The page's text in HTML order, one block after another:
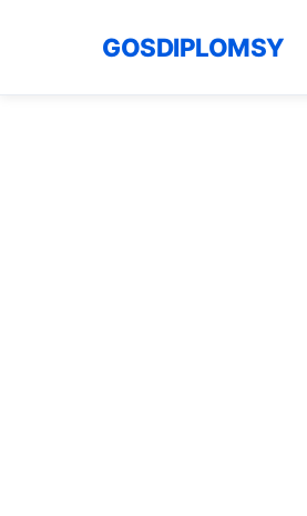
GOSDIPLOMSY